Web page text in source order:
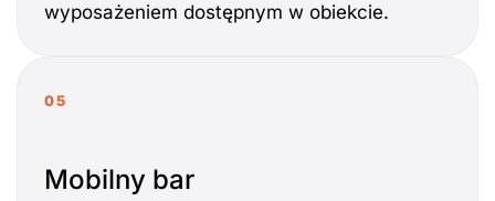
wyposażeniem dostępnym w obiekcie.
05
Mobilny bar